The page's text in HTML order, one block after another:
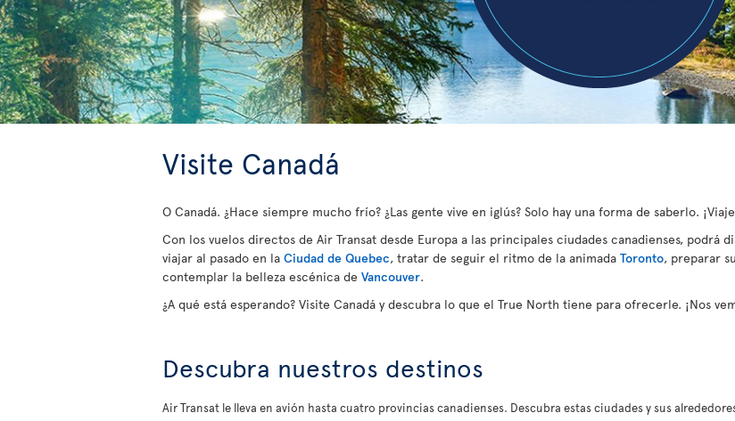
Visite Canadá
O Canadá. ¿Hace siempre mucho frío? ¿Las gente vive en iglús? Solo hay una forma de saberlo.
Con los vuelos directos de Air Transat desde Europa a las principales ciudades canadienses, podrá
viajar al pasado en la Ciudad de Quebec, tratar de seguir el ritmo de la animada Toronto, preparar
contemplar la belleza escénica de Vancouver.
¿A qué está esperando? Visite Canadá y descubra lo que el True North tiene para ofrecerle. ¡Nos
Descubra nuestros destinos
Air Transat le lleva en avión hasta cuatro provincias canadienses. Descubra estas ciudades y sus